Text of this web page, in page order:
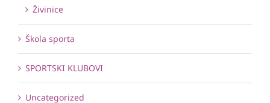
Živinice
Škola sporta
SPORTSKI KLUBOVI
Uncategorized